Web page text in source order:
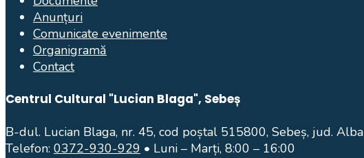
Anunțuri
Comunicate evenimente
Organigramă
Contact
Centrul Cultural "Lucian Blaga", Sebeș
B-dul. Lucian Blaga, nr. 45, cod poștal 515800, Sebeș, jud. Alba
Telefon: 0372-930-929 • Luni – Marți, 8:00 – 16:00